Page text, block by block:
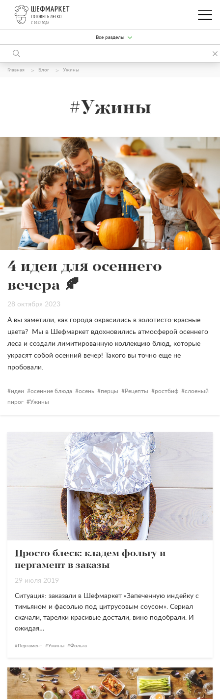
Все разделы
Главная Блог Ужины
#Ужины
4 идеи для осеннего
вечера 🍂
28 октября 2023
А вы заметили, как города окрасились в золотисто-красные
цвета?
Мы в Шефмаркет вдохновились атмосферой осеннего
леса и создали лимитированную коллекцию блюд, которые
украсят собой осенний вечер!
Такого вы точно еще не
пробовали.
идеи осенние блюда осень перцы Рецепты ростбиф
слоеный
пирог
Ужины
Просто блеск: кладем фольгу и
пергамент в заказы
29 июля 2019
Ситуация: заказали в Шефмаркет «Запеченную индейку с
тимьяном и фасолью под цитрусовым соусом». Сериал
скачали, тарелки красивые достали, вино подобрали. И
ожидая…
Пергамент Ужины Фольга